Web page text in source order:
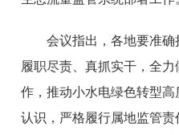
会议指出，各地要准
履职尽责、真抓实干，全
作，推动小水电绿色转型
认识，严格履行属地监管